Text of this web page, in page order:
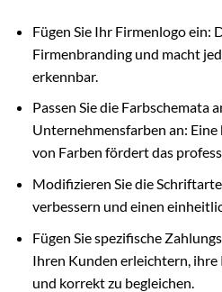
Fügen Sie Ihr Firmenlogo ein:
Firmenbranding und macht
erkennbar.
Passen Sie die Farbschemata
Unternehmensfarben an:
von Farben fördert das
Modifizieren Sie die
verbessern und einen
Fügen Sie spezifische
Ihren Kunden erleichtern,
und korrekt zu begleichen.